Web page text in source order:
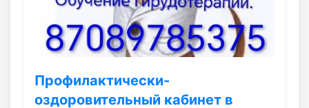
Профилактически-
оздоровительный кабинет в